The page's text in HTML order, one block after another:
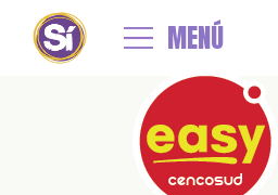
MENÚ
Easy
logos-2-Takeda copy
admin | Published1 noviembre, 2025